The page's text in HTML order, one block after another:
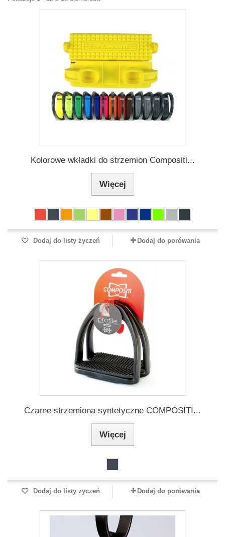
Kolorowe wkładki do strzemion Compositi...
Więcej
Dodaj do listy życzeń Dodaj do porówania
Czarne strzemiona syntetyczne COMPOSITI...
Więcej
Dodaj do listy życzeń Dodaj do porówania